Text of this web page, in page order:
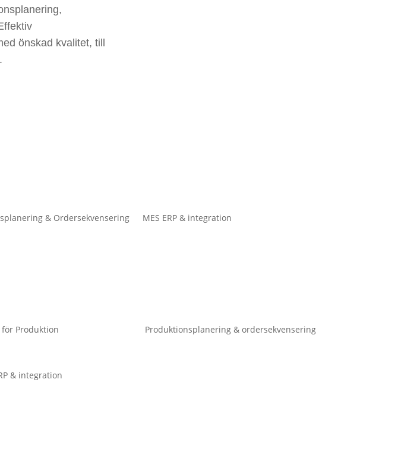
önskad kvalitet, till
& Ordersekvensering MES ERP & integration
för Produktion Produktionsplanering & ordersekvensering
& integration